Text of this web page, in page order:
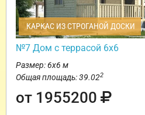
КАРКАС ИЗ СТРОГАНОЙ ДОСКИ
№7 Дом с террасой 6х6
Размер: 6х6 м
Общая площадь: 39.022
от 1955200